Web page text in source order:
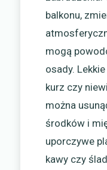
balkonu,
mogą
osady.
kurz czy
można
środków i
uporczywe
kawy czy